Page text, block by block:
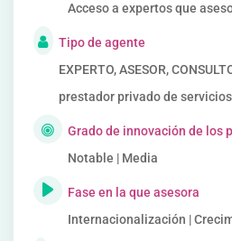
Acceso a expertos que
Tipo de agente
EXPERTO, ASESOR,
prestador privado de servicios
Grado de innovación de los
Notable | Media
Fase en la que asesora
Internacionalización |